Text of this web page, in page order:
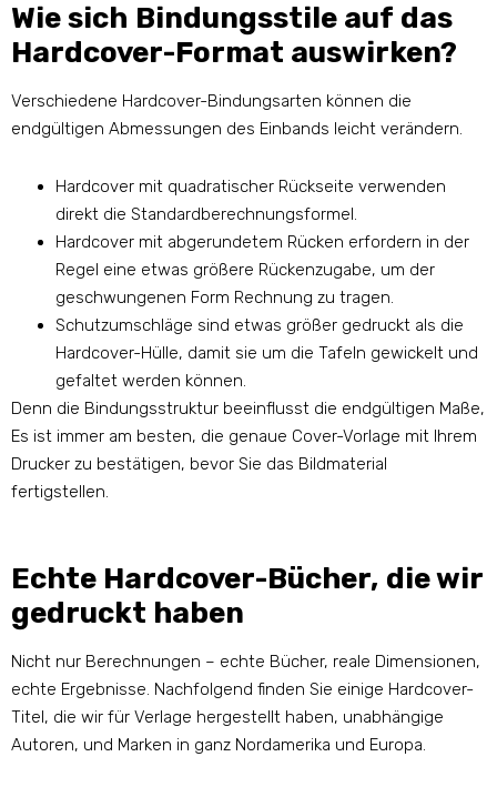
Wie sich Bindungsstile auf das
Hardcover-Format auswirken?
Verschiedene Hardcover-Bindungsarten können die
endgültigen Abmessungen des Einbands leicht verändern.
Hardcover mit quadratischer Rückseite verwenden
direkt die Standardberechnungsformel.
Hardcover mit abgerundetem Rücken erfordern in der
Regel eine etwas größere Rückenzugabe, um der
geschwungenen Form Rechnung zu tragen.
Schutzumschläge sind etwas größer gedruckt als die
Hardcover-Hülle, damit sie um die Tafeln gewickelt und
gefaltet werden können.
Denn die Bindungsstruktur beeinflusst die endgültigen Maße,
Es ist immer am besten, die genaue Cover-Vorlage mit Ihrem
Drucker zu bestätigen, bevor Sie das Bildmaterial
fertigstellen.
Echte Hardcover-Bücher, die wir
gedruckt haben
Nicht nur Berechnungen – echte Bücher, reale Dimensionen,
echte Ergebnisse. Nachfolgend finden Sie einige Hardcover-
Titel, die wir für Verlage hergestellt haben, unabhängige
Autoren, und Marken in ganz Nordamerika und Europa.